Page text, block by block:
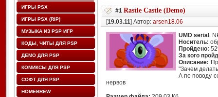
ИГРЫ PSX
ИГРЫ PSX (RIP)
МУЗЫКА ИЗ PSP ИГР
КОДЫ, ЧИТЫ ДЛЯ PSP
ДЕМО ДЛЯ PSP
КОМИКСЫ ДЛЯ PSP
СОФТ ДЛЯ PSP
HOMEBREW
#1 Rastle Castle (Demo)
[19.03.11] Автор: arsen18.06
UMD serial :
Носитель:
Пройдено:
За кого
Описание:
"Зачем
А по поводу
нервов